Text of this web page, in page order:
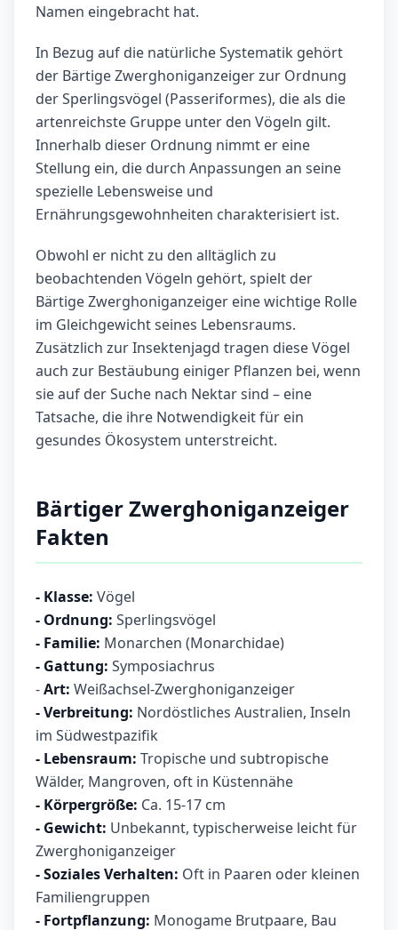
Namen eingebracht hat.
In Bezug auf die natürliche Systematik gehört
der Bärtige Zwerghoniganzeiger zur Ordnung
der Sperlingsvögel (Passeriformes), die als die
artenreichste Gruppe unter den Vögeln gilt.
Innerhalb dieser Ordnung nimmt er eine
Stellung ein, die durch Anpassungen an seine
spezielle Lebensweise und
Ernährungsgewohnheiten charakterisiert ist.
Obwohl er nicht zu den alltäglich zu
beobachtenden Vögeln gehört, spielt der
Bärtige Zwerghoniganzeiger eine wichtige Rolle
im Gleichgewicht seines Lebensraums.
Zusätzlich zur Insektenjagd tragen diese Vögel
auch zur Bestäubung einiger Pflanzen bei, wenn
sie auf der Suche nach Nektar sind – eine
Tatsache, die ihre Notwendigkeit für ein
gesundes Ökosystem unterstreicht.
Bärtiger Zwerghoniganzeiger
Fakten
- Klasse: Vögel
- Ordnung: Sperlingsvögel
- Familie: Monarchen (Monarchidae)
- Gattung: Symposiachrus
-Art: Weißachsel-Zwerghoniganzeiger
- Verbreitung: Nordöstliches Australien, Inseln
im Südwestpazifik
- Lebensraum: Tropische und subtropische
Wälder, Mangroven, oft in Küstennähe
- Körpergröße: Ca. 15-17 cm
- Gewicht: Unbekannt, typischerweise leicht für
Zwerghoniganzeiger
- Soziales Verhalten: Oft in Paaren oder kleinen
Familiengruppen
- Fortpflanzung: Monogame Brutpaare, Bau